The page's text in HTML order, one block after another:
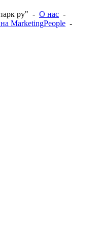
ру" - О нас -
MarketingPeople -